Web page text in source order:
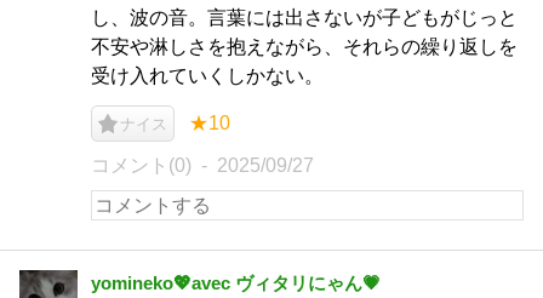
し、波の音。言葉には出さないが子どもがじっと
不安や淋しさを抱えながら、それらの繰り返しを
受け入れていくしかない。
ナイス ★10
コメント(0) 2025/09/27
yomineko💖avec ヴィタリにゃん💗